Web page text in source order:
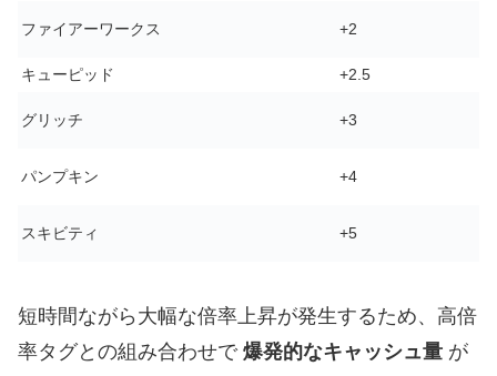
ファイアーワークス +2
キューピッド +2.5
グリッチ +3
パンプキン +4
スキビティ +5
短時間ながら大幅な倍率上昇が発生するため、高倍
率タグとの組み合わせで 爆発的なキャッシュ量 が